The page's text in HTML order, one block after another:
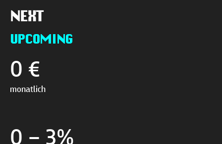
NEXT
UPCOMING
0 €
monatlich
0 – 3%